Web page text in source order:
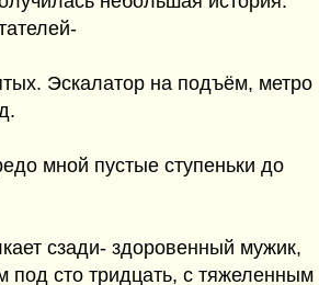
Эскалатор на подъём, метро
мной пустые ступеньки до
сзади- здоровенный мужик,
под сто тридцать, с тяжеленным